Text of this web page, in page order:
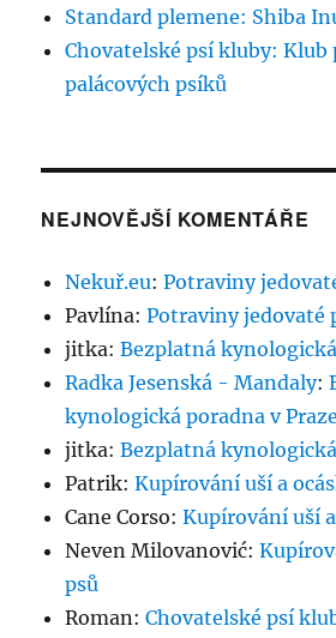
Standard plemene: Shiba
Chovatelské psí kluby: Klub
palácových psíků
NEJNOVĚJŠÍ KOMENTÁŘE
Nekuř.eu:Potraviny
Pavlína:Potraviny jedovaté
jitka:Bezplatná
Radka Jesenská - Mandaly:
kynologická poradna v Praze
jitka:Bezplatná
Patrik:Kupírování uší a
Cane Corso:Kupírování uší
Neven Milovanović:
psů
Roman:Chovatelské psí